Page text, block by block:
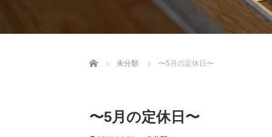
Home 未分類 〜5月の定休日〜
〜5月の定休日〜